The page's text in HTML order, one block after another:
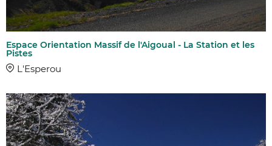
Espace Orientation Massif de l'Aigoual - La Station et les
Pistes
L'Esperou